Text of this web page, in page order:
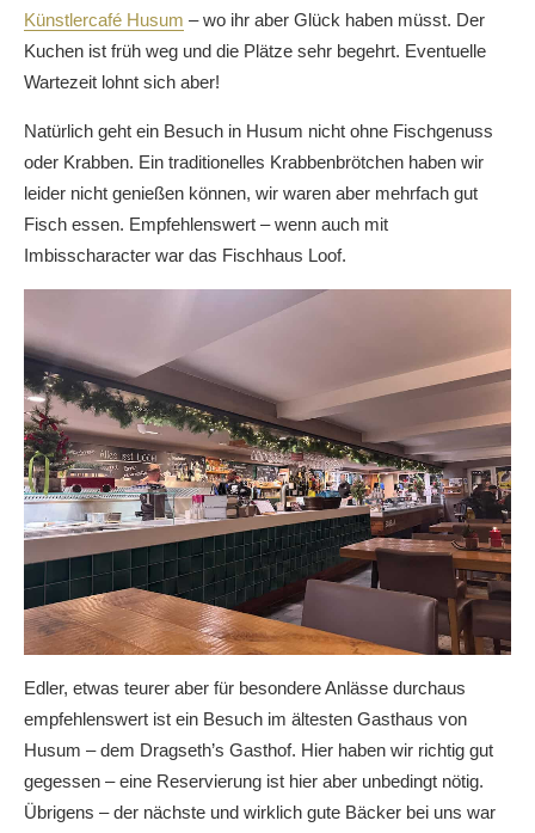
Künstlercafé Husum – wo ihr aber Glück haben müsst. Der
Kuchen ist früh weg und die Plätze sehr begehrt. Eventuelle
Wartezeit lohnt sich aber!
Natürlich geht ein Besuch in Husum nicht ohne Fischgenuss
oder Krabben. Ein traditionelles Krabbenbrötchen haben wir
leider nicht genießen können, wir waren aber mehrfach gut
Fisch essen. Empfehlenswert – wenn auch mit
Imbisscharacter war das Fischhaus Loof.
Edler, etwas teurer aber für besondere Anlässe durchaus
empfehlenswert ist ein Besuch im ältesten Gasthaus von
Husum – dem Dragseth’s Gasthof. Hier haben wir richtig gut
gegessen – eine Reservierung ist hier aber unbedingt nötig.
Übrigens – der nächste und wirklich gute Bäcker bei uns war